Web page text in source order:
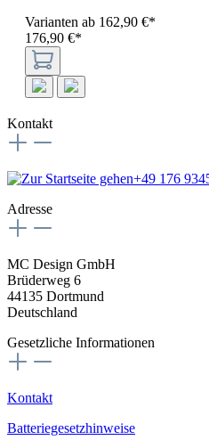
Varianten ab 162,90 €*
176,90 €*
Kontakt
+49 176
Adresse
MC Design GmbH
Brüderweg 6
44135 Dortmund
Deutschland
Gesetzliche Informationen
Kontakt
Batteriegesetzhinweise